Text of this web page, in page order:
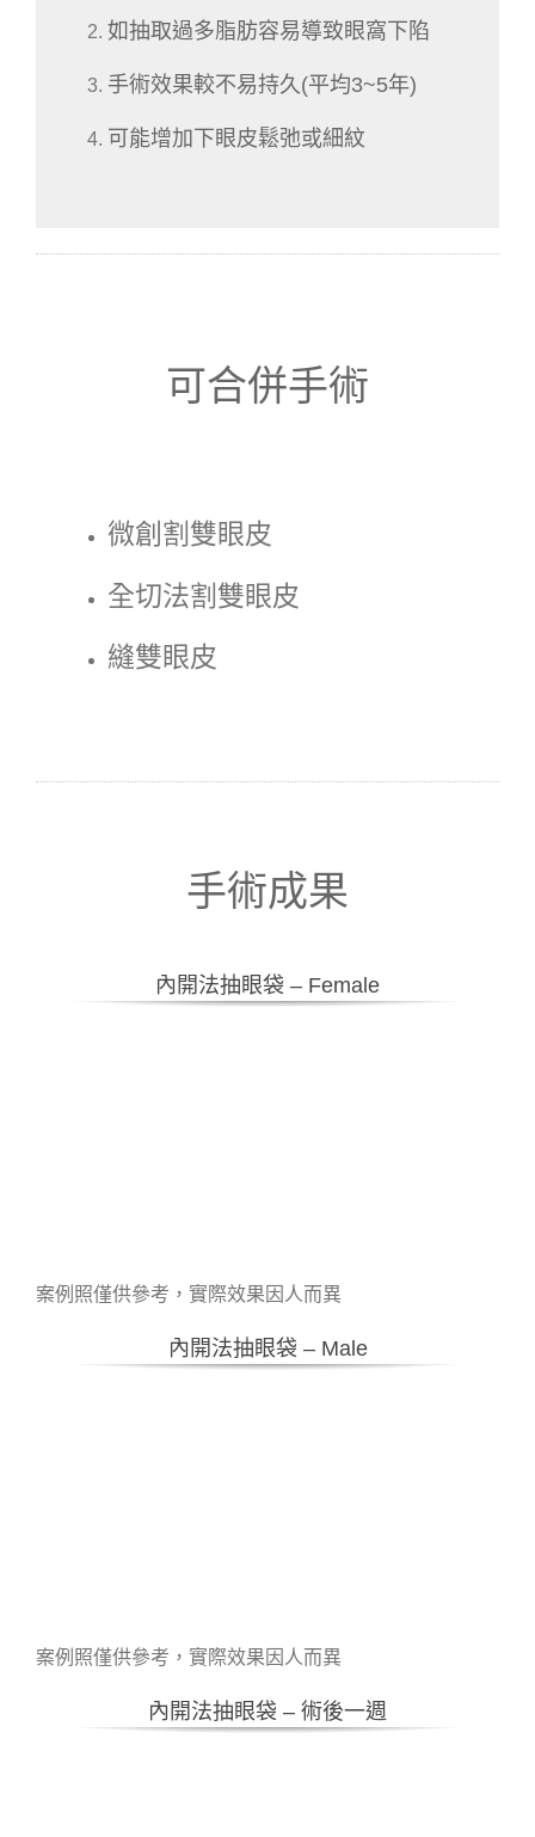
如抽取過多脂肪容易導致眼窩下陷
手術效果較不易持久(平均3~5年)
可能增加下眼皮鬆弛或細紋
可合併手術
微創割雙眼皮
全切法割雙眼皮
縫雙眼皮
手術成果
內開法抽眼袋 – Female
案例照僅供參考，實際效果因人而異
內開法抽眼袋 – Male
案例照僅供參考，實際效果因人而異
內開法抽眼袋 – 術後一週